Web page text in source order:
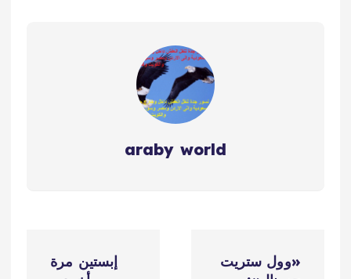
araby world
«وول ستريت
إبستين مرة